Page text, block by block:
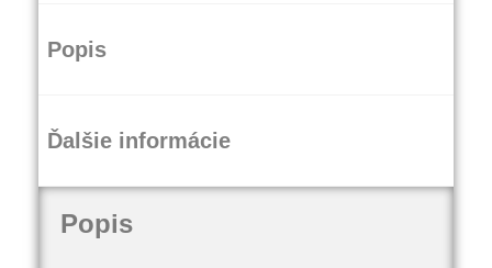
Popis
Ďalšie informácie
Popis